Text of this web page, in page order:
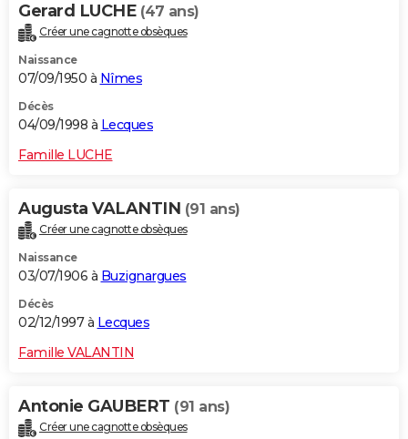
Gerard LUCHE (47 ans)
Créer une cagnotte obsèques
Naissance
07/09/1950 à Nîmes
Décès
04/09/1998 à Lecques
Famille LUCHE
Augusta VALANTIN (91 ans)
Créer une cagnotte obsèques
Naissance
03/07/1906 à Buzignargues
Décès
02/12/1997 à Lecques
Famille VALANTIN
Antonie GAUBERT (91 ans)
Créer une cagnotte obsèques